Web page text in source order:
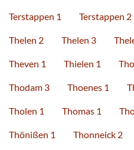
Terstappen 1 Terstappen 2
Thelen 2 Thelen 3
Theven 1 Thielen 1
Thodam 3 Thoenes 1
Tholen 1 Thomas 1
Thönißen 1 Thonneick 2